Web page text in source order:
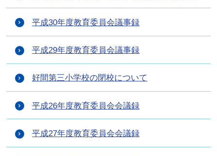
平成30年度教育委員会議事録
平成29年度教育委員会議事録
好間第三小学校の閉校について
平成26年度教育委員会会議録
平成27年度教育委員会会議録